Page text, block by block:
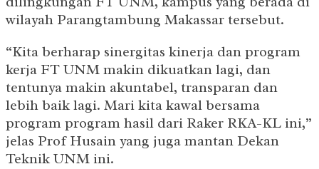
wilayah Parangtambung Makassar tersebut.
“Kita berharap sinergitas kinerja dan program
kerja FT UNM makin dikuatkan lagi, dan
tentunya makin akuntabel, transparan dan
lebih baik lagi. Mari kita kawal bersama
program program hasil dari Raker RKA-KL ini,”
jelas Prof Husain yang juga mantan Dekan
Teknik UNM ini.